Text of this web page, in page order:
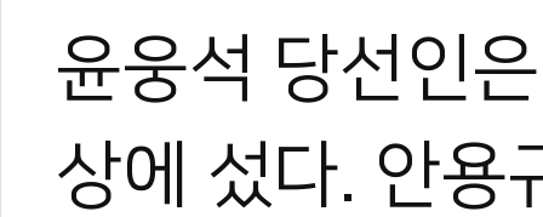
윤웅석 당선인
상에 섰다. 안